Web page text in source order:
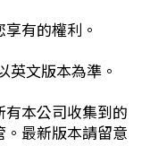
有的權利。
英文版本為準。
本公司收集到的
最新版本請留意